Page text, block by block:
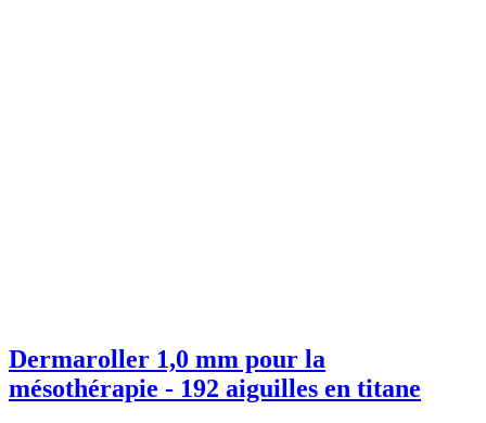
Dermaroller 1,0 mm pour la
mésothérapie - 192 aiguilles en titane